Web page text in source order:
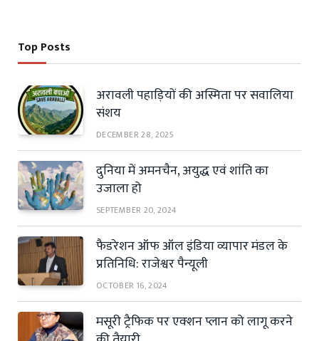
Top Posts
अरावली पहाड़ियों की अस्मिता पर सवालिया
संशय
DECEMBER 28, 2025
दुनिया में अमनचैन, अयुद्ध एवं शांति का
उजाला हो
SEPTEMBER 20, 2024
फैडरेशन ऑफ ऑल इंडिया व्यापार मंडल के
प्रतिनिधि: राजेश्वर पैन्यूली
OCTOBER 16, 2024
मसूरी ट्रैफिक पर एक्शन प्लान को लागू करने